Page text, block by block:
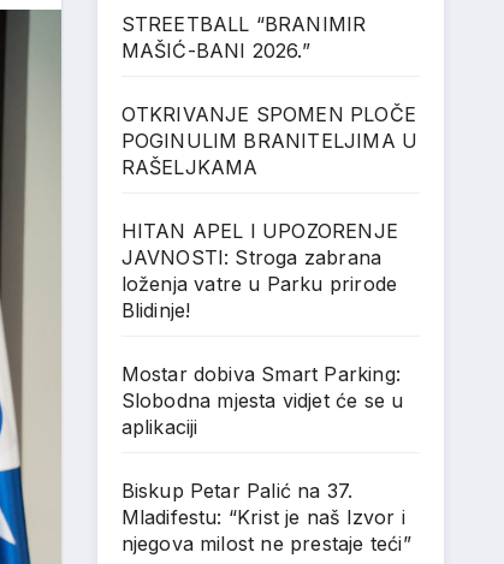
STREETBALL “BRANIMIR
MAŠIĆ-BANI 2026.”
OTKRIVANJE SPOMEN PLOČE
POGINULIM BRANITELJIMA U
RAŠELJKAMA
HITAN APEL I UPOZORENJE
JAVNOSTI: Stroga zabrana
loženja vatre u Parku prirode
Blidinje!
Mostar dobiva Smart Parking:
Slobodna mjesta vidjet će se u
aplikaciji
Biskup Petar Palić na 37.
Mladifestu: “Krist je naš Izvor i
njegova milost ne prestaje teći”